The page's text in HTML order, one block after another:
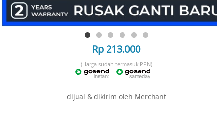
Rp 213.000
(Harga sudah termasuk PPN)
dijual & dikirim oleh Merchant